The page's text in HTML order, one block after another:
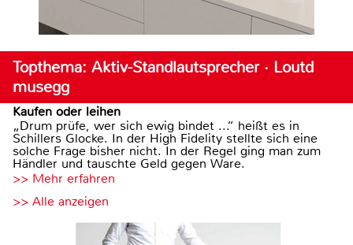
Topthema: Aktiv-Standlautsprecher · Loutd
musegg
Kaufen oder leihen
„Drum prüfe, wer sich ewig bindet ...“ heißt es in
Schillers Glocke. In der High Fidelity stellte sich eine
solche Frage bisher nicht. In der Regel ging man zum
Händler und tauschte Geld gegen Ware.
>> Mehr erfahren
>> Alle anzeigen